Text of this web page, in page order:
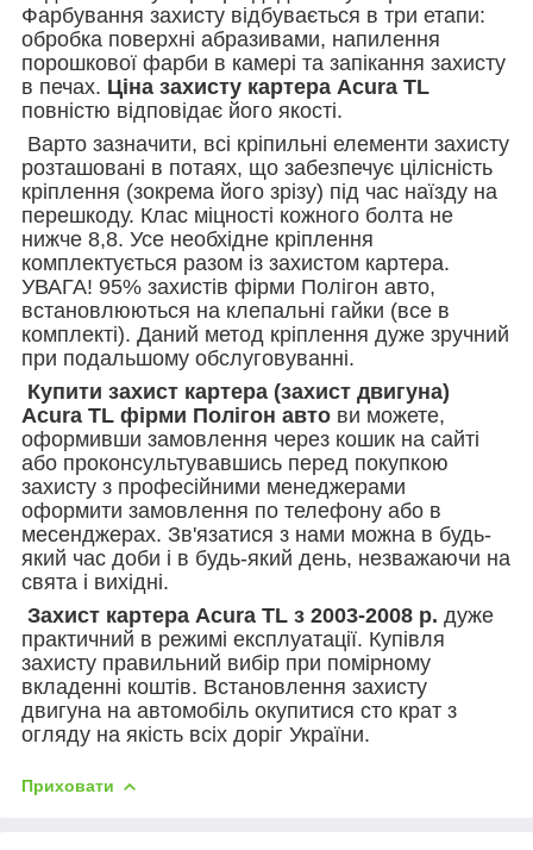
Фарбування захисту відбувається в три етапи:
обробка поверхні абразивами, напилення
порошкової фарби в камері та запікання захисту
в печах. Ціна захисту картера Acura TL
повністю відповідає його якості.
Варто зазначити, всі кріпильні елементи захисту
розташовані в потаях, що забезпечує цілісність
кріплення (зокрема його зрізу) під час наїзду на
перешкоду. Клас міцності кожного болта не
нижче 8,8. Усе необхідне кріплення
комплектується разом із захистом картера.
УВАГА! 95% захистів фірми Полігон авто,
встановлюються на клепальні гайки (все в
комплекті). Даний метод кріплення дуже зручний
при подальшому обслуговуванні.
Купити захист картера (захист двигуна)
Acura TL фірми Полігон авто ви можете,
оформивши замовлення через кошик на сайті
або проконсультувавшись перед покупкою
захисту з професійними менеджерами
оформити замовлення по телефону або в
месенджерах. Зв'язатися з нами можна в будь-
який час доби і в будь-який день, незважаючи на
свята і вихідні.
Захист картера Acura TL з 2003-2008 р. дуже
практичний в режимі експлуатації. Купівля
захисту правильний вибір при помірному
вкладенні коштів. Встановлення захисту
двигуна на автомобіль окупитися сто крат з
огляду на якість всіх доріг України.
Приховати